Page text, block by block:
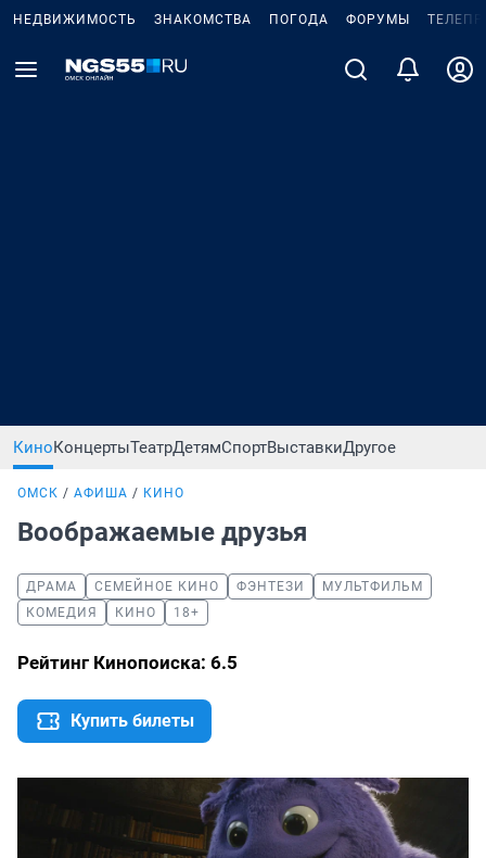
НЕДВИЖИМОСТЬ ЗНАКОМСТВА ПОГОДА ФОРУМЫ
КиноКонцертыТеатрДетямСпортВыставкиДругое
ОМСК АФИША КИНО
Воображаемые друзья
ДРАМА СЕМЕЙНОЕ КИНО ФЭНТЕЗИ
МУЛЬТФИЛЬМ
КОМЕДИЯ
КИНО 18+
Рейтинг Кинопоиска: 6.5
Купить билеты